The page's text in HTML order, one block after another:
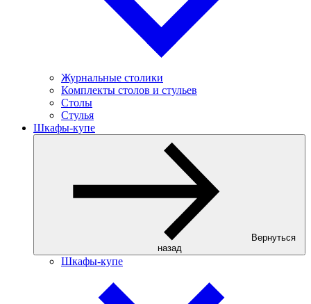
Журнальные столики
Комплекты столов и стульев
Столы
Стулья
Шкафы-купе
Вернуться
назад
Шкафы-купе